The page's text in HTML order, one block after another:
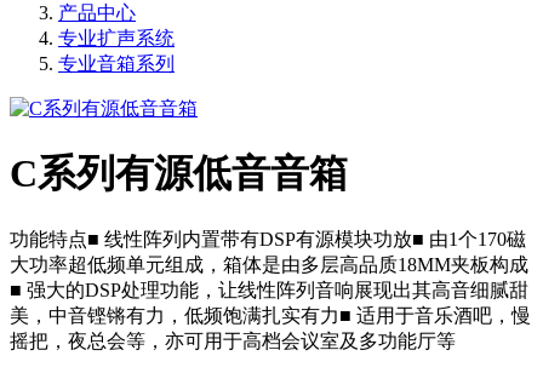
产品中心
专业扩声系统
专业音箱系列
C系列有源低音音箱
功能特点■ 线性阵列内置带有DSP有源模块功放■ 由1个170磁
大功率超低频单元组成，箱体是由多层高品质18MM夹板构成
■ 强大的DSP处理功能，让线性阵列音响展现出其高音细腻甜
美，中音铿锵有力，低频饱满扎实有力■ 适用于音乐酒吧，慢
摇把，夜总会等，亦可用于高档会议室及多功能厅等